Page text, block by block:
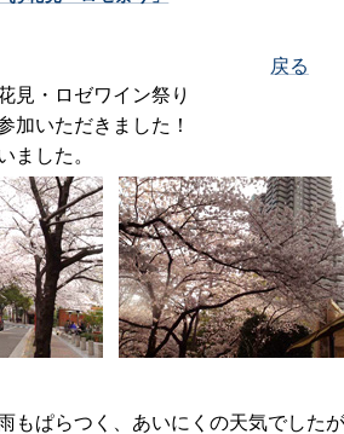
戻る
見・ロゼワイン祭り
加いただきました！
ました。
もぱらつく、あいにくの天気でした